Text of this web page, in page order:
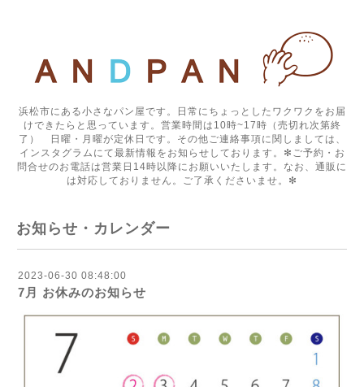
浜松市にある小さなパン屋です。日常にちょっとしたワクワクをお届
けできたらと思っています。営業時間は10時~17時（売切れ次第終
了） 日曜・月曜が定休日です。その他ご連絡事項に関しましては、
インスタグラムにて最新情報をお知らせしております。✻ご予約・お
問合せのお電話は営業日14時以降にお願いいたします。なお、通販に
は対応しておりません。ご了承くださいませ。✻
お知らせ・カレンダー
2023-06-30 08:48:00
7月 お休みのお知らせ